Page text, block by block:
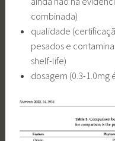
combinada)
qualidade
pesados e
shelf-life)
dosagem (0.3-1.0mg